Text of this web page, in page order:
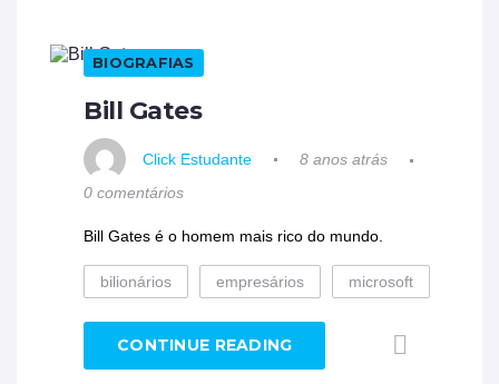
BIOGRAFIAS
Bill Gates
Click Estudante
8 anos atrás
0 comentários
Bill Gates é o homem mais rico do mundo.
bilionários empresários microsoft
CONTINUE READING